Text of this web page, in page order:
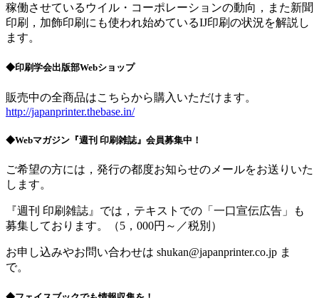
稼働させているウイル・コーポレーションの動向，また新聞
印刷，加飾印刷にも使われ始めているIJ印刷の状況を解説し
ます。
◆印刷学会出版部Webショップ
販売中の全商品はこちらから購入いただけます。
http://japanprinter.thebase.in/
◆Webマガジン『週刊 印刷雑誌』会員募集中！
ご希望の方には，発行の都度お知らせのメールをお送りいた
します。
『週刊 印刷雑誌』では，テキストでの「一口宣伝広告」も
募集しております。（5，000円～／税別）
お申し込みやお問い合わせは shukan@japanprinter.co.jp ま
で。